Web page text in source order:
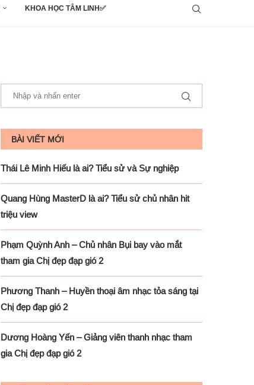
KHOA HỌC TÂM LINH✅
BÀI VIẾT MỚI
Thái Lê Minh Hiếu là ai? Tiểu sử và Sự nghiệp
Quang Hùng MasterD là ai? Tiểu sử chủ nhân hit
triệu view
Phạm Quỳnh Anh – Chủ nhân Bụi bay vào mắt
tham gia Chị đẹp đạp gió 2
Phương Thanh – Huyền thoại âm nhạc tỏa sáng tại
Chị đẹp đạp gió 2
Dương Hoàng Yến – Giảng viên thanh nhạc tham
gia Chị đẹp đạp gió 2